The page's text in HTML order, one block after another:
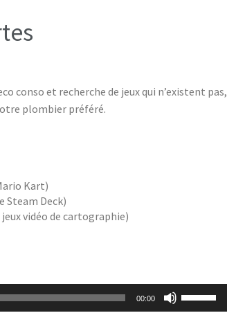
conso et recherche de jeux qui n’existent pas,
plombier préféré.
Kart)
Steam Deck)
jeux vidéo de cartographie)
00:00
les